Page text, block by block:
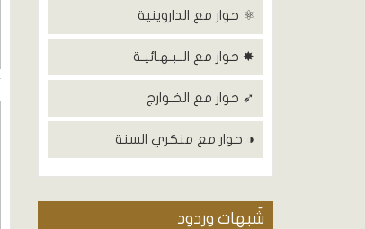
⚛ حوار مع الداروينية
✸ حوار مع الــبـهـائيـة
➶ حوار مع الخـوارج
◑ حوار مع منكري السنة
شٌبهات وردود